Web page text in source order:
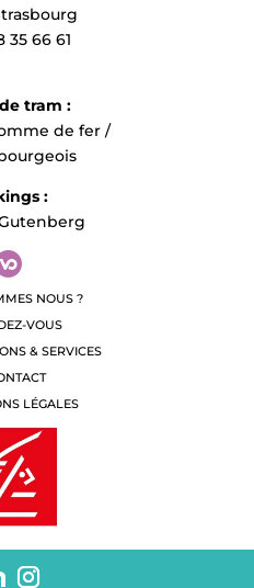
35 66 61
tram :
de fer /
:
NOUS ?
VOUS
& SERVICES
LÉGALES